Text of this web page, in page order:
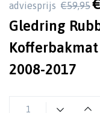
adviesprijs €59,95
Gledring
2008-2017